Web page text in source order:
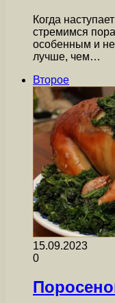
Когда
стремимся
особенным и
лучше, чем…
Второе
15.09.2023
0